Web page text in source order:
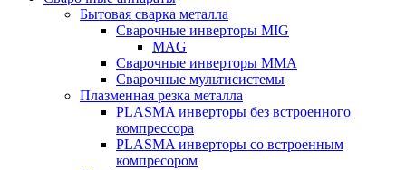
Бытовая сварка металла
Сварочные инверторы MIG
MAG
Сварочные инверторы ММА
Сварочные мультисистемы
Плазменная резка металла
PLASMA инверторы без встроенного
компрессора
PLASMA инверторы со встроенным
компресором